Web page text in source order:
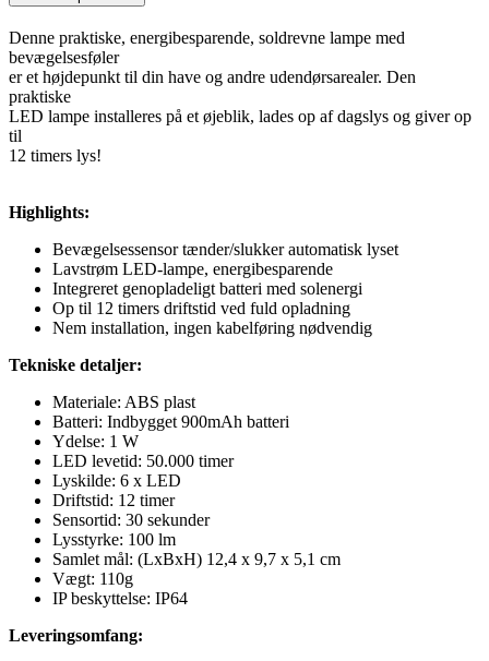
Denne praktiske, energibesparende, soldrevne lampe med
bevægelsesføler
er et højdepunkt til din have og andre udendørsarealer. Den
praktiske
LED lampe installeres på et øjeblik, lades op af dagslys og giver op
til
12 timers lys!
Highlights:
Bevægelsessensor tænder/slukker automatisk lyset
Lavstrøm LED-lampe, energibesparende
Integreret genopladeligt batteri med solenergi
Op til 12 timers driftstid ved fuld opladning
Nem installation, ingen kabelføring nødvendig
Tekniske detaljer:
Materiale: ABS plast
Batteri: Indbygget 900mAh batteri
Ydelse: 1 W
LED levetid: 50.000 timer
Lyskilde: 6 x LED
Driftstid: 12 timer
Sensortid: 30 sekunder
Lysstyrke: 100 lm
Samlet mål: (LxBxH) 12,4 x 9,7 x 5,1 cm
Vægt: 110g
IP beskyttelse: IP64
Leveringsomfang: